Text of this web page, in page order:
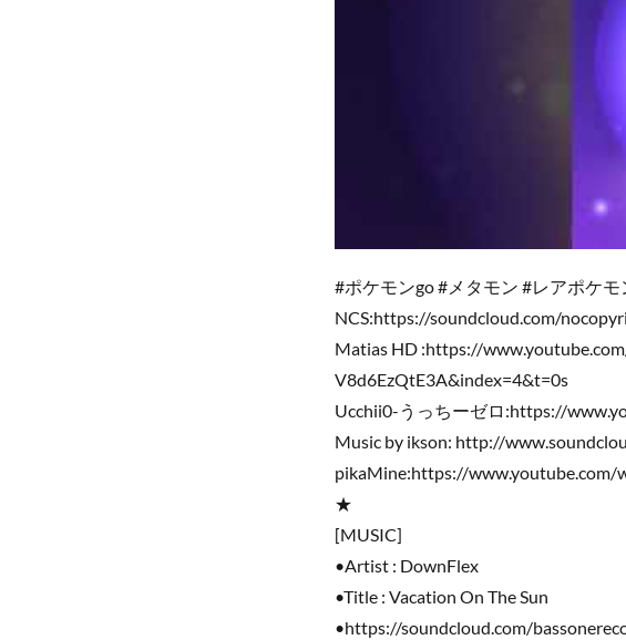
#ポケモンgo #メタモン #レアポケモ
NCS:https://soundcloud.com/
Matias HD :https://
V8d6EzQtE3A&index=4&t=0s
Ucchii0-うっちーゼロ:https://
Music by ikson: http://
pikaMine:https://www.youtube.com/
★
[MUSIC]
•Artist : DownFlex
•Title : Vacation On The Sun
•https://soundcloud.com/